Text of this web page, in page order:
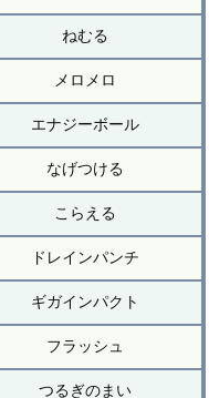
ねむる
メロメロ
エナジーボール
なげつける
こらえる
ドレインパンチ
ギガインパクト
フラッシュ
つるぎのまい